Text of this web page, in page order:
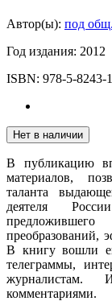
Автор(ы): под
Год издания: 2012
ISBN: 978-5-8243-
Нет в наличии
В публикацию
материалов,
таланта
деятеля
преобразований,
В книгу вошли
телеграммы,
журналистам.
комментариями.